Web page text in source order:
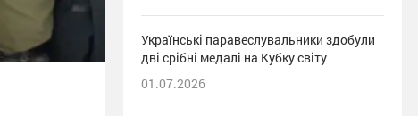
Українські паравеслувальники здобули
дві срібні медалі на Кубку світу
01.07.2026